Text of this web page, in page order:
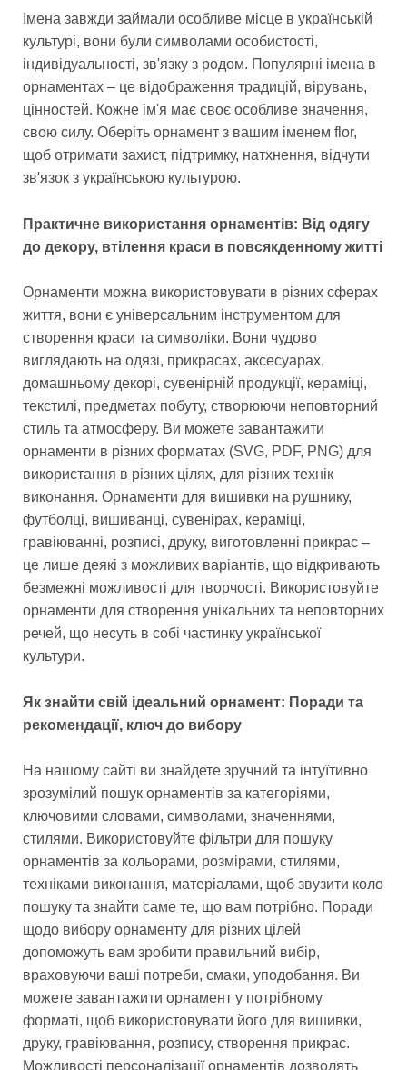
Імена завжди займали особливе місце в українській
культурі, вони були символами особистості,
індивідуальності, зв'язку з родом. Популярні імена в
орнаментах – це відображення традицій, вірувань,
цінностей. Кожне ім'я має своє особливе значення,
свою силу. Оберіть орнамент з вашим іменем flor,
щоб отримати захист, підтримку, натхнення, відчути
зв'язок з українською культурою.
Практичне використання орнаментів: Від одягу
до декору, втілення краси в повсякденному житті
Орнаменти можна використовувати в різних сферах
життя, вони є універсальним інструментом для
створення краси та символіки. Вони чудово
виглядають на одязі, прикрасах, аксесуарах,
домашньому декорі, сувенірній продукції, кераміці,
текстилі, предметах побуту, створюючи неповторний
стиль та атмосферу. Ви можете завантажити
орнаменти в різних форматах (SVG, PDF, PNG) для
використання в різних цілях, для різних технік
виконання. Орнаменти для вишивки на рушнику,
футболці, вишиванці, сувенірах, кераміці,
гравіюванні, розписі, друку, виготовленні прикрас –
це лише деякі з можливих варіантів, що відкривають
безмежні можливості для творчості. Використовуйте
орнаменти для створення унікальних та неповторних
речей, що несуть в собі частинку української
культури.
Як знайти свій ідеальний орнамент: Поради та
рекомендації, ключ до вибору
На нашому сайті ви знайдете зручний та інтуїтивно
зрозумілий пошук орнаментів за категоріями,
ключовими словами, символами, значеннями,
стилями. Використовуйте фільтри для пошуку
орнаментів за кольорами, розмірами, стилями,
техніками виконання, матеріалами, щоб звузити коло
пошуку та знайти саме те, що вам потрібно. Поради
щодо вибору орнаменту для різних цілей
допоможуть вам зробити правильний вибір,
враховуючи ваші потреби, смаки, уподобання. Ви
можете завантажити орнамент у потрібному
форматі, щоб використовувати його для вишивки,
друку, гравіювання, розпису, створення прикрас.
Можливості персоналізації орнаментів дозволять